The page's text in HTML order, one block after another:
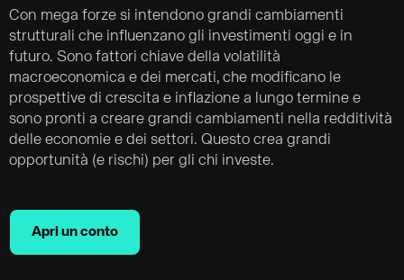
Con mega forze si intendono grandi cambiamenti
strutturali che influenzano gli investimenti oggi e in
futuro. Sono fattori chiave della volatilità
macroeconomica e dei mercati, che modificano le
prospettive di crescita e inflazione a lungo termine e
sono pronti a creare grandi cambiamenti nella redditività
delle economie e dei settori. Questo crea grandi
opportunità (e rischi) per gli chi investe.
Apri un conto